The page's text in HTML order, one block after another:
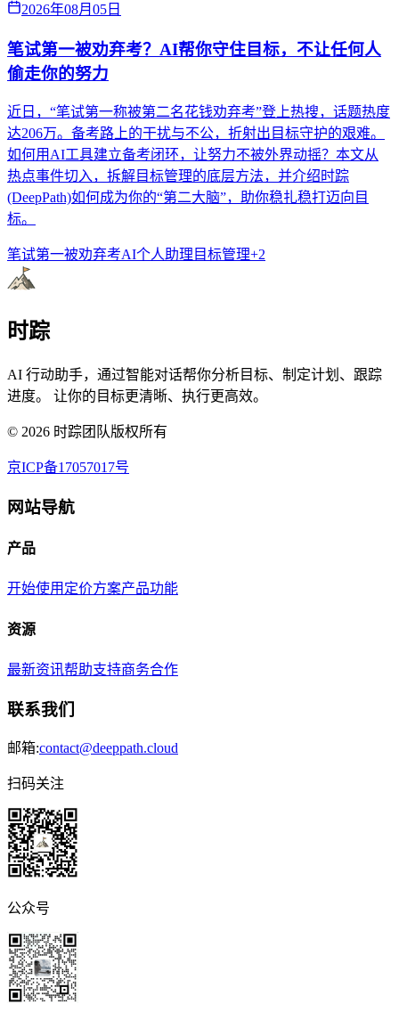
2026年08月05日
笔试第一被劝弃考？AI帮你守住目标，不让任何人
偷走你的努力
近日，“笔试第一称被第二名花钱劝弃考”登上热搜，话题热度
达206万。备考路上的干扰与不公，折射出目标守护的艰难。
如何用AI工具建立备考闭环，让努力不被外界动摇？本文从
热点事件切入，拆解目标管理的底层方法，并介绍时踪
(DeepPath)如何成为你的“第二大脑”，助你稳扎稳打迈向目
标。
笔试第一被劝弃考AI个人助理 目标管理+2
时踪
AI 行动助手，通过智能对话帮你分析目标、制定计划、跟踪
进度。 让你的目标更清晰、执行更高效。
© 2026 时踪团队版权所有
京ICP备17057017号
网站导航
产品
开始使用 定价方案产品功能
资源
最新资讯帮助支持商务合作
联系我们
邮箱:contact@deeppath.cloud
扫码关注
公众号